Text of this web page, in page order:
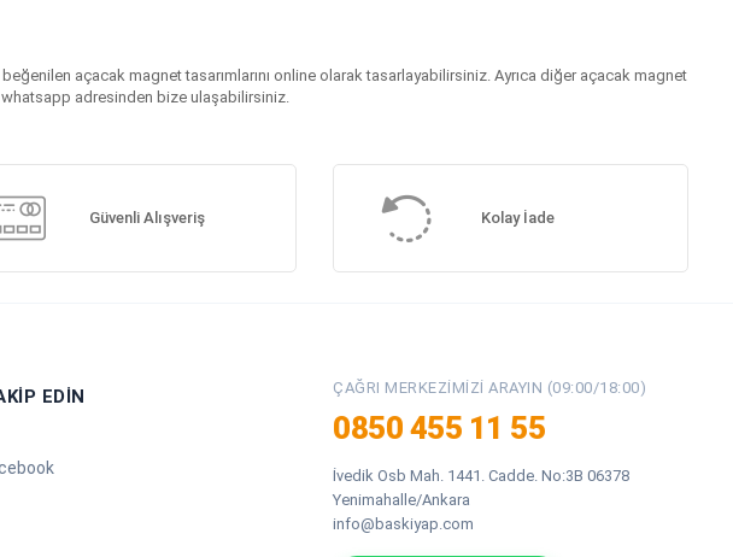
beğenilen açacak magnet tasarımlarını online olarak tasarlayabilirsiniz. Ayrıca diğer açacak magnet
whatsapp adresinden bize ulaşabilirsiniz.
Güvenli Alışveriş Kolay İade
EDIN ÇAĞRI MERKEZIMIZI ARAYIN (09:00/18:00)
0850 455 11 55
İvedik Osb Mah. 1441. Cadde. No:3B 06378
Yenimahalle/Ankara
info@baskiyap.com